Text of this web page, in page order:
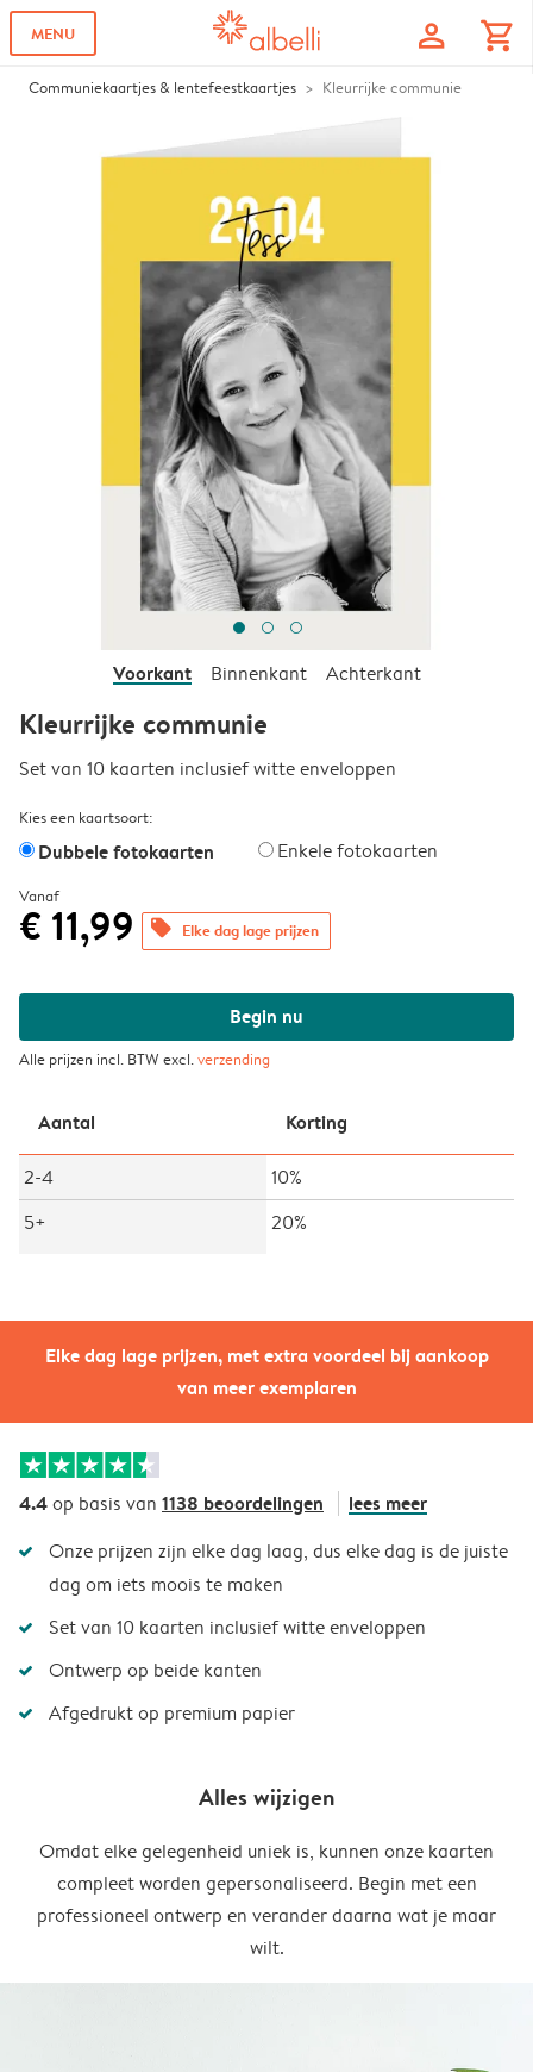
MENU profile shopping_cart
Communiekaartjes & lentefeestkaartjes Kleurrijke communie
Elke dag lage prijzen, met extra voordeel bij aankoop
van meer exemplaren
Voorkant Binnenkant Achterkant
Kleurrijke communie
Set van 10 kaarten inclusief witte enveloppen
Kies een kaartsoort:
Dubbele fotokaarten Enkele fotokaarten
Vanaf
€ 11,99 offers Elke dag lage prijzen
Begin nu
Alle prijzen incl. BTW excl.verzending
Aantal Korting
2-4
10%
5+
20%
4.4op basis van 1138 beoordelingen lees meer
Onze prijzen zijn elke dag laag, dus elke dag is de juiste
dag om iets moois te maken
Set van 10 kaarten inclusief witte enveloppen
Ontwerp op beide kanten
Afgedrukt op premium papier
Alles wijzigen
Omdat elke gelegenheid uniek is, kunnen onze kaarten
compleet worden gepersonaliseerd. Begin met een
professioneel ontwerp en verander daarna wat je maar
wilt.